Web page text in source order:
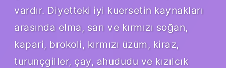
vardır. Diyetteki iyi kuersetin kaynakları
arasında elma, sarı ve kırmızı soğan,
kapari, brokoli, kırmızı üzüm, kiraz,
turunçgiller, çay, ahududu ve kızılcık